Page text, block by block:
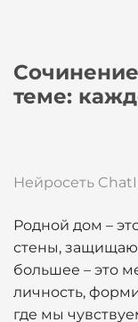
теме:
Нейросеть
Родной дом –
стены,
большее – это
личность,
где мы